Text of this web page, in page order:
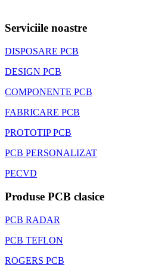
Serviciile noastre
DISPOSARE PCB
DESIGN PCB
COMPONENTE PCB
FABRICARE PCB
PROTOTIP PCB
PCB PERSONALIZAT
PECVD
Produse PCB clasice
PCB RADAR
PCB TEFLON
ROGERS PCB